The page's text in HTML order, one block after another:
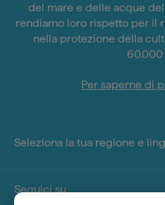
del mare e delle acque
rendiamo loro rispetto per il
nella protezione della
60.000
Per saperne di
Seleziona la tua regione e
Seguici su